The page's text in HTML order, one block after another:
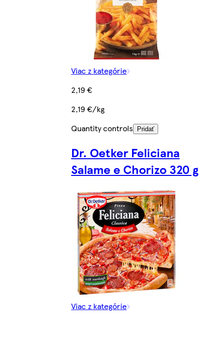
Viac z kategórie
2,19 €
2,19 €/kg
Quantity controls
Pridať
Dr. Oetker Feliciana
Salame e Chorizo 320 g
Viac z kategórie